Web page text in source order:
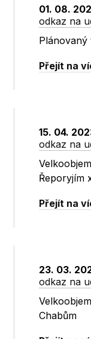
01. 08.
odkaz na
Plánovaný
Přejít na
15. 04.
odkaz na
Řeporyjím
Přejít na
23. 03.
odkaz na
Chabům